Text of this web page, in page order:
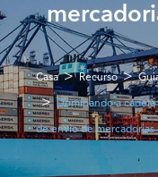
Casa Recurso
Dominando a
de envio de mercadorias